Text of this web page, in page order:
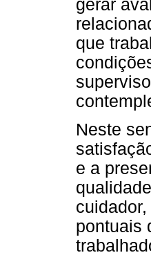
gerar
que
Neste
e a
pontuais